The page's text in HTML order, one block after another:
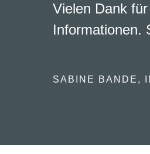
Vielen Dank
Informationen.
SABINE BANDE,